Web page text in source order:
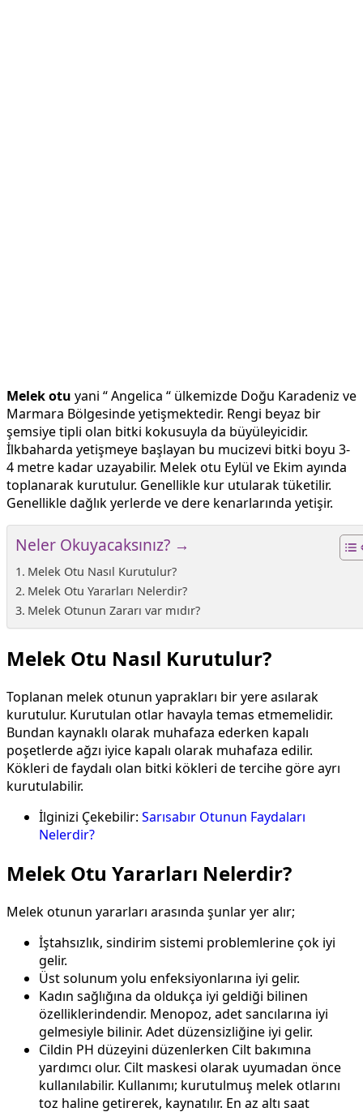
Melek otu yani “ Angelica “ ülkemizde Doğu Karadeniz ve
Marmara Bölgesinde yetişmektedir. Rengi beyaz bir
şemsiye tipli olan bitki kokusuyla da büyüleyicidir.
İlkbaharda yetişmeye başlayan bu mucizevi bitki boyu 3-
4 metre kadar uzayabilir. Melek otu Eylül ve Ekim ayında
toplanarak kurutulur. Genellikle kur utularak tüketilir.
Genellikle dağlık yerlerde ve dere kenarlarında yetişir.
Neler Okuyacaksınız? →
Melek Otu Nasıl Kurutulur?
Melek Otu Yararları Nelerdir?
Melek Otunun Zararı var mıdır?
Melek Otu Nasıl Kurutulur?
Toplanan melek otunun yaprakları bir yere asılarak
kurutulur. Kurutulan otlar havayla temas etmemelidir.
Bundan kaynaklı olarak muhafaza ederken kapalı
poşetlerde ağzı iyice kapalı olarak muhafaza edilir.
Kökleri de faydalı olan bitki kökleri de tercihe göre ayrı
kurutulabilir.
İlginizi Çekebilir: Sarısabır Otunun Faydaları
Nelerdir?
Melek Otu Yararları Nelerdir?
Melek otunun yararları arasında şunlar yer alır;
İştahsızlık, sindirim sistemi problemlerine çok iyi
gelir.
Üst solunum yolu enfeksiyonlarına iyi gelir.
Kadın sağlığına da oldukça iyi geldiği bilinen
özelliklerindendir. Menopoz, adet sancılarına iyi
gelmesiyle bilinir. Adet düzensizliğine iyi gelir.
Cildin PH düzeyini düzenlerken Cilt bakımına
yardımcı olur. Cilt maskesi olarak uyumadan önce
kullanılabilir. Kullanımı; kurutulmuş melek otlarını
toz haline getirerek, kaynatılır. En az altı saat